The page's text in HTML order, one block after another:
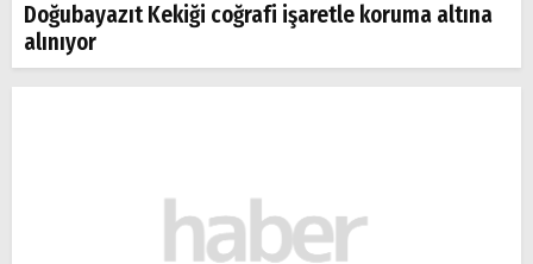
Doğubayazıt Kekiği coğrafi işaretle koruma altına
alınıyor